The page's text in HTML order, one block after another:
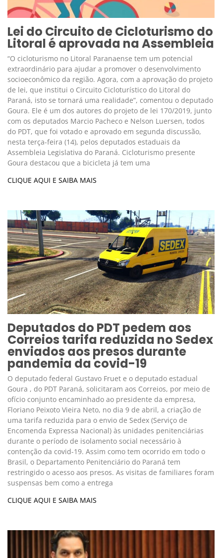
Lei do Circuito de Cicloturismo do
Litoral é aprovada na Assembleia
“O cicloturismo no Litoral Paranaense tem um potencial
extraordinário para ajudar a promover o desenvolvimento
socioeconômico da região. Agora, com a aprovação do projeto
de lei, que institui o Circuito Cicloturístico do Litoral do
Paraná, isto se tornará uma realidade”, comentou o deputado
Goura. Ele é um dos autores do projeto de lei 170/2019, junto
com os deputados Marcio Pacheco e Nelson Luersen, todos
do PDT, que foi votado e aprovado em segunda discussão,
nesta terça-feira (14), pelos deputados estaduais da
Assembleia Legislativa do Paraná. Cicloturismo presente
Goura destacou que a bicicleta já tem uma
CLIQUE AQUI E SAIBA MAIS
Deputados do PDT pedem aos
Correios tarifa reduzida no Sedex
enviados aos presos durante
pandemia da covid-19
O deputado federal Gustavo Fruet e o deputado estadual
Goura , do PDT Paraná, solicitaram aos Correios, por meio de
ofício conjunto encaminhado ao presidente da empresa,
Floriano Peixoto Vieira Neto, no dia 9 de abril, a criação de
uma tarifa reduzida para o envio de Sedex (Serviço de
Encomenda Expressa Nacional) às unidades penitenciárias
durante o período de isolamento social necessário à
contenção da covid-19. Assim como tem ocorrido em todo o
Brasil, o Departamento Penitenciário do Paraná tem
restringido o acesso aos presos. As visitas de familiares foram
suspensas bem como a entrega
CLIQUE AQUI E SAIBA MAIS